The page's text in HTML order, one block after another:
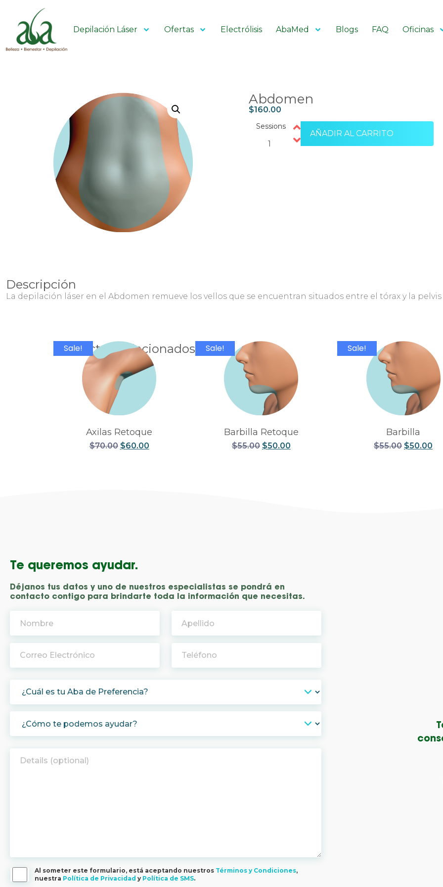
Depilación Láser Ofertas Electrólisis AbaMed Blogs FAQ Oficinas
Abdomen
$160.00
Sessions
AÑADIR AL CARRITO
Descripción
La depilación láser en el Abdomen remueve los vellos que se encuentran situados entre el tórax y la
Productos Relacionados
Sale!
Axilas Retoque
$70.00 $60.00
Sale!
Barbilla Retoque
$55.00 $50.00
Sale!
Barbilla
$55.00 $50.00
Te queremos ayudar.
Déjanos tus datos y uno de nuestros especialistas se pondrá en
contacto contigo para brindarte toda la información que necesitas.
Al someter este formulario, está aceptando nuestros Términos y Condiciones,
nuestra Política de Privacidad y Política de SMS.